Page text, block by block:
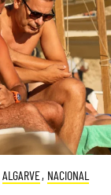
ALGARVE, NACIONAL